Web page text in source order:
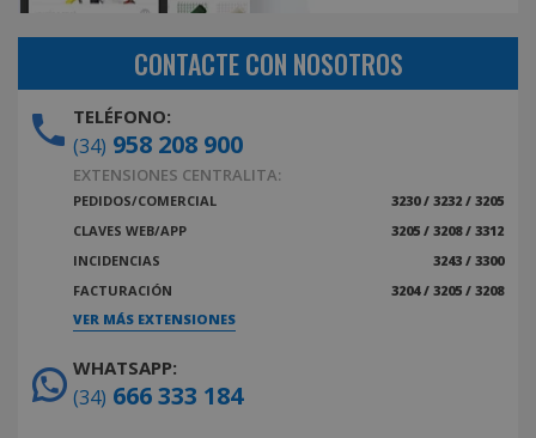
CONTACTE CON NOSOTROS
TELÉFONO:
(34) 958 208 900
EXTENSIONES CENTRALITA:
PEDIDOS/COMERCIAL
3230 / 3232 / 3205
CLAVES WEB/APP
3205 / 3208 / 3312
INCIDENCIAS
3243 / 3300
FACTURACIÓN
3204 / 3205 / 3208
VER MÁS EXTENSIONES
WHATSAPP:
(34) 666 333 184